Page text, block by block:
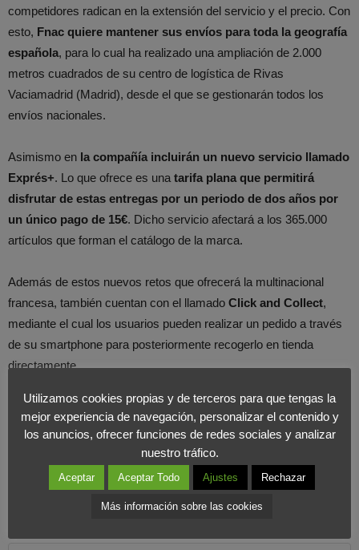
competidores radican en la extensión del servicio y el precio. Con
esto, Fnac quiere mantener sus envíos para toda la geografía
española, para lo cual ha realizado una ampliación de 2.000
metros cuadrados de su centro de logística de Rivas
Vaciamadrid (Madrid), desde el que se gestionarán todos los
envíos nacionales.
Asimismo en la compañía incluirán un nuevo servicio llamado
Exprés+. Lo que ofrece es una tarifa plana que permitirá
disfrutar de estas entregas por un periodo de dos años por
un único pago de 15€. Dicho servicio afectará a los 365.000
artículos que forman el catálogo de la marca.
Además de estos nuevos retos que ofrecerá la multinacional
francesa, también cuentan con el llamado Click and Collect,
mediante el cual los usuarios pueden realizar un pedido a través
de su smartphone para posteriormente recogerlo en tienda
directamente.
Con todo esto Fnac quiere poder hacer frente a la guerra del
sector, donde todos pelean por ofrecer un producto cada vez
mejor a través de un tiempo de entrega cada vez menor
bien desde la marca han asegurado que cobrarán por este
servicio, al igual que sus competidores, no han especificado de
Utilizamos cookies propias y de terceros para que tengas la
mejor experiencia de navegación, personalizar el contenido y
los anuncios, ofrecer funciones de redes sociales y analizar
nuestro tráfico.
Aceptar Aceptar Todo Ajustes Rechazar
Más información sobre las cookies